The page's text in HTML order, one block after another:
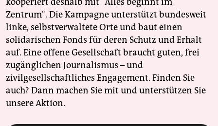
Zentrum". Die Kampagne unterstützt bundesweit
linke, selbstverwaltete Orte und baut einen
solidarischen Fonds für deren Schutz und Erhalt
auf. Eine offene Gesellschaft braucht guten, frei
zugänglichen Journalismus – und
zivilgesellschaftliches Engagement. Finden Sie
auch? Dann machen Sie mit und unterstützen Sie
unsere Aktion.